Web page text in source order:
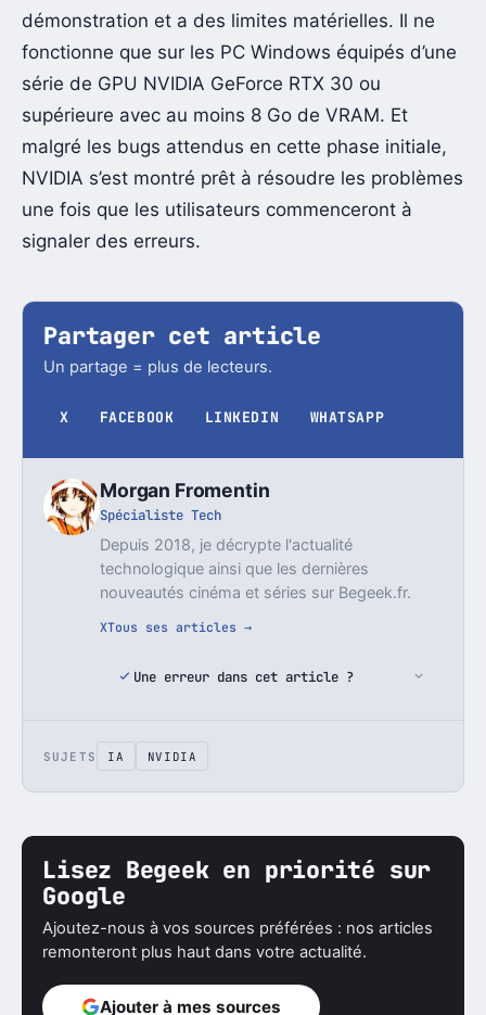
démonstration et a des limites matérielles. Il ne
fonctionne que sur les PC Windows équipés d’une
série de GPU NVIDIA GeForce RTX 30 ou
supérieure avec au moins 8 Go de VRAM. Et
malgré les bugs attendus en cette phase initiale,
NVIDIA s’est montré prêt à résoudre les problèmes
une fois que les utilisateurs commenceront à
signaler des erreurs.
Partager cet article
Un partage = plus de lecteurs.
X FACEBOOK LINKEDIN WHATSAPP
Morgan Fromentin
Spécialiste Tech
Depuis 2018, je décrypte l'actualité
technologique ainsi que les dernières
nouveautés cinéma et séries sur Begeek.fr.
XTous ses articles →
Une erreur dans cet article ?
SUJETS IA NVIDIA
Lisez Begeek en priorité sur
Google
Ajoutez-nous à vos sources préférées : nos articles
remonteront plus haut dans votre actualité.
Ajouter à mes sources